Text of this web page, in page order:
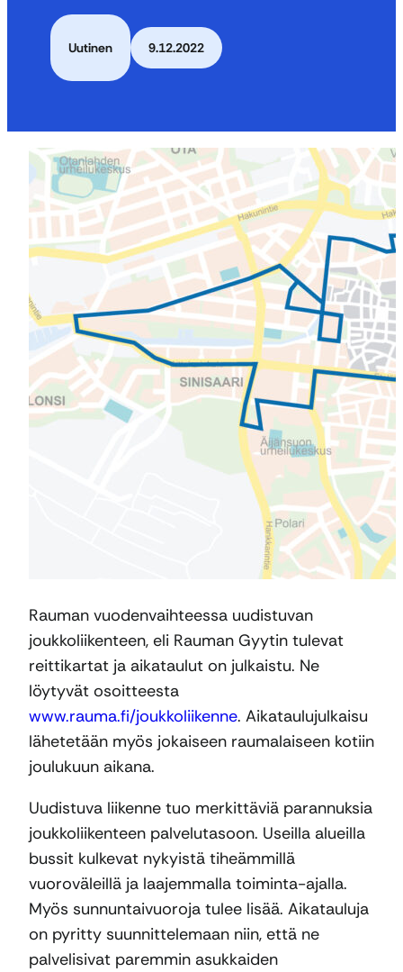
Uutinen 9.12.2022
Rauman vuodenvaihteessa uudistuvan
joukkoliikenteen, eli Rauman Gyytin tulevat
reittikartat ja aikataulut on julkaistu. Ne
löytyvät osoitteesta
www.rauma.fi/joukkoliikenne. Aikataulujulkaisu
lähetetään myös jokaiseen raumalaiseen kotiin
joulukuun aikana.
Uudistuva liikenne tuo merkittäviä parannuksia
joukkoliikenteen palvelutasoon. Useilla alueilla
bussit kulkevat nykyistä tiheämmillä
vuoroväleillä ja laajemmalla toiminta-ajalla.
Myös sunnuntaivuoroja tulee lisää. Aikatauluja
on pyritty suunnittelemaan niin, että ne
palvelisivat paremmin asukkaiden